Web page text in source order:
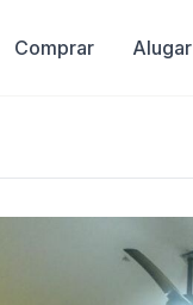
Comprar Alugar